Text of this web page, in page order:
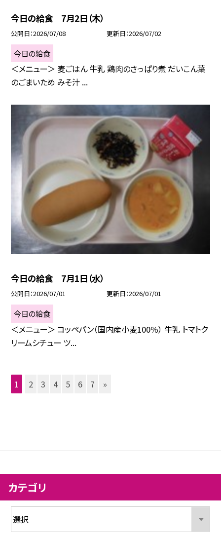
今日の給食 7月2日（木）
公開日 2026/07/08 更新日 2026/07/02
今日の給食
＜メニュー＞ 麦ごはん 牛乳 鶏肉のさっぱり煮 だいこん葉
のごまいため みそ汁 ...
今日の給食 7月1日（水）
公開日 2026/07/01 更新日 2026/07/01
今日の給食
＜メニュー＞ コッペパン（国内産小麦100％） 牛乳 トマトク
リームシチュー ツ...
1 2 3 4 5 6 7 »
カテゴリ